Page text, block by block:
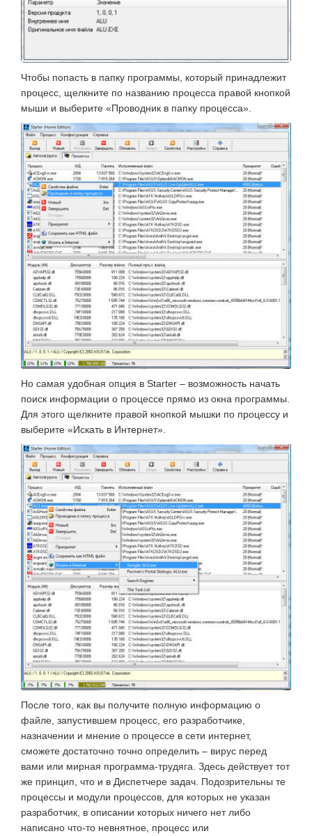
Чтобы попасть в папку программы, который принадлежит
процесс, щелкните по названию процесса правой кнопкой
мыши и выберите «Проводник в папку процесса».
Но самая удобная опция в Starter – возможность начать
поиск информации о процессе прямо из окна программы.
Для этого щелкните правой кнопкой мышки по процессу и
выберите «Искать в Интернет».
После того, как вы получите полную информацию о
файле, запустившем процесс, его разработчике,
назначении и мнение о процессе в сети интернет,
сможете достаточно точно определить – вирус перед
вами или мирная программа-трудяга. Здесь действует тот
же принцип, что и в Диспетчере задач. Подозрительны те
процессы и модули процессов, для которых не указан
разработчик, в описании которых ничего нет либо
написано что-то невнятное, процесс или